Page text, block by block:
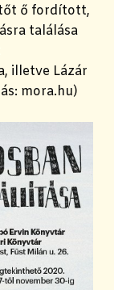
ő fordított,
találása
illetve Lázár
mora.hu)